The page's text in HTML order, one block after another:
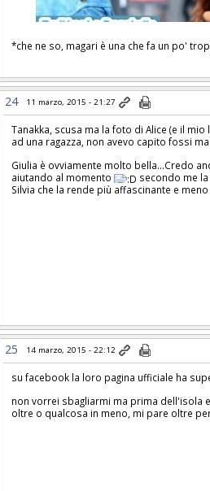
*che ne so, magari è una che fa un po'
24 11 marzo, 2015 - 21:27
Tanakka, scusa ma la foto di Alice (e il
ad una ragazza, non avevo capito fossi
Giulia è ovviamente molto bella...Credo
aiutando al momento
secondo me
Silvia che la rende più affascinante e
25 14 marzo, 2015 - 22:12
su facebook la loro pagina ufficiale ha
non vorrei sbagliarmi ma prima dell'isola
oltre o qualcosa in meno, mi pare oltre